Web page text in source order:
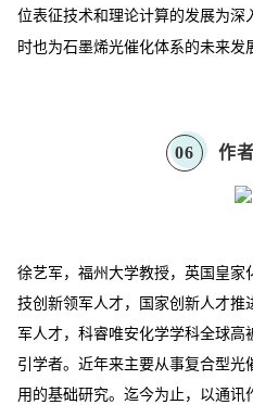
位表征技术和理论计算的发展为深
时也为石墨烯光催化体系的未来发
06 作
徐艺军，福州大学教授，英国皇家
技创新领军人才，国家创新人才推
军人才，科睿唯安化学学科全球
引学者。近年来主要从事复合型
用的基础研究。迄今为止，以通讯